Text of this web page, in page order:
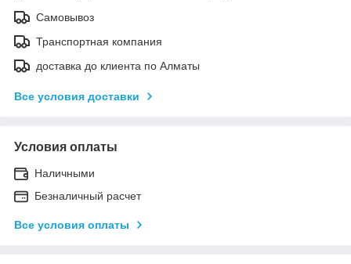
Самовывоз
Транспортная компания
доставка до клиента по Алматы
Все условия доставки
Условия оплаты
Наличными
Безналичный расчет
Все условия оплаты